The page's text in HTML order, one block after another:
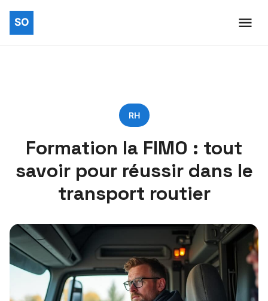
RH
Formation la FIMO : tout
savoir pour réussir dans le
transport routier